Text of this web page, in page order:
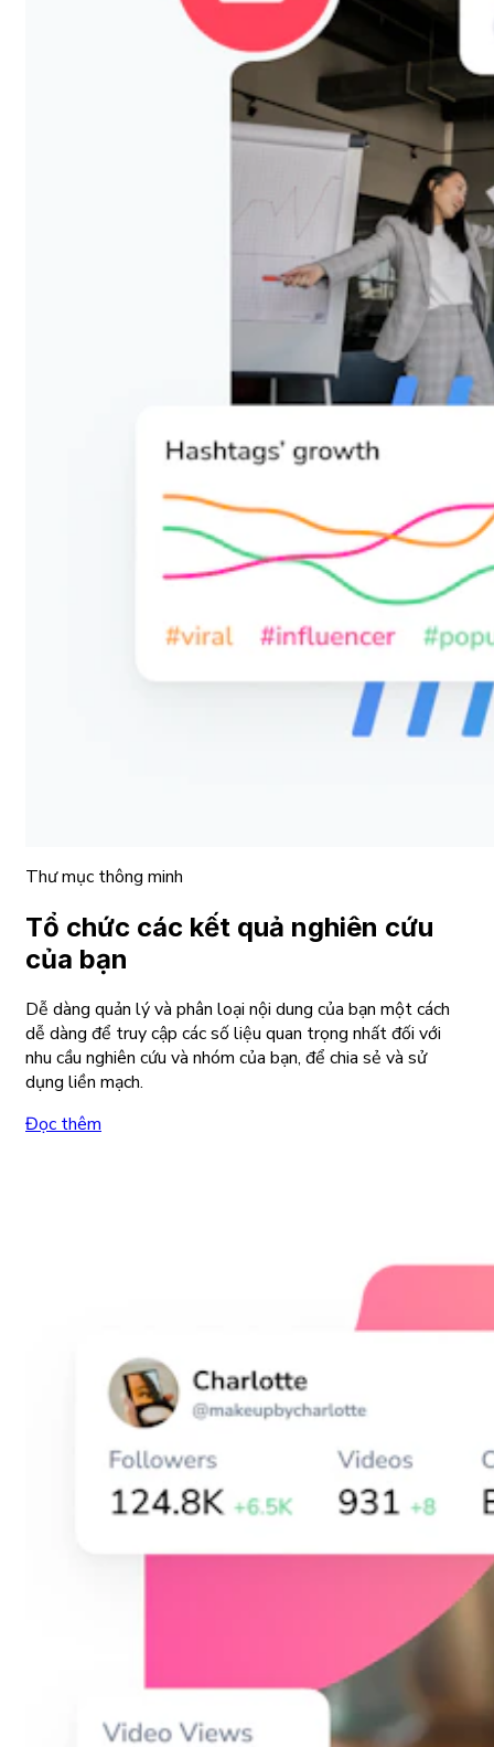
Thư mục thông minh
Tổ chức các kết quả nghiên cứu
của bạn
Dễ dàng quản lý và phân loại nội dung của bạn một cách
dễ dàng để truy cập các số liệu quan trọng nhất đối với
nhu cầu nghiên cứu và nhóm của bạn, để chia sẻ và sử
dụng liền mạch.
Đọc thêm